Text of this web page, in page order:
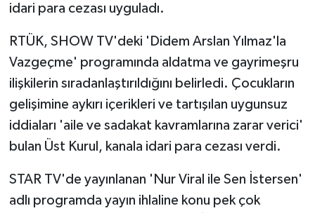
idari para cezası uyguladı.
RTÜK, SHOW TV'deki 'Didem Arslan Yılmaz'la
Vazgeçme' programında aldatma ve gayrimeşru
ilişkilerin sıradanlaştırıldığını belirledi. Çocukların
gelişimine aykırı içerikleri ve tartışılan uygunsuz
iddiaları 'aile ve sadakat kavramlarına zarar verici'
bulan Üst Kurul, kanala idari para cezası verdi.
STAR TV'de yayınlanan 'Nur Viral ile Sen İstersen'
adlı programda yayın ihlaline konu pek çok